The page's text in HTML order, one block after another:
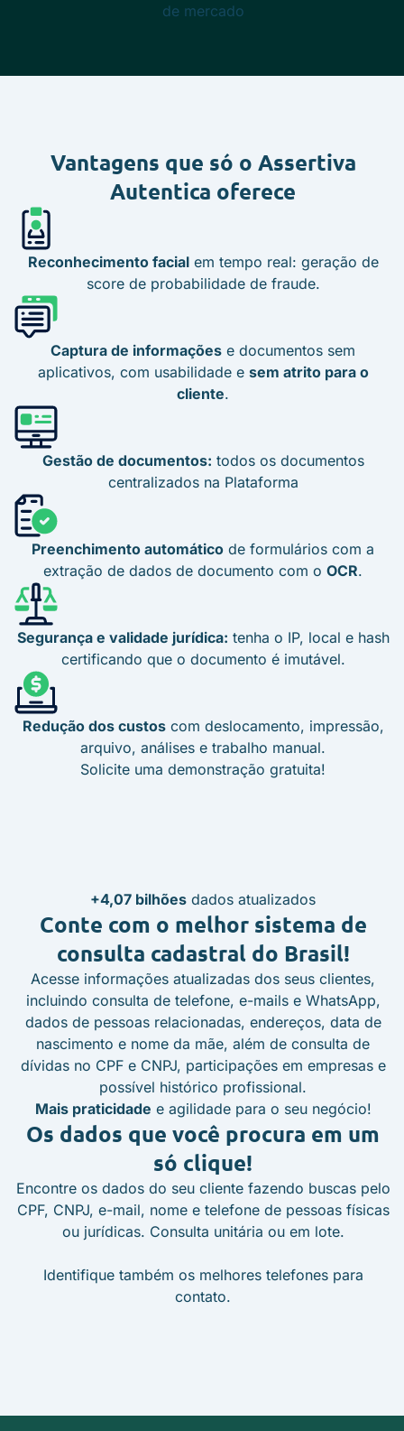
de mercado
Vantagens que só o Assertiva
Autentica oferece
Reconhecimento facialem tempo real: geração de
score de probabilidade de fraude.
Captura de informações e documentos sem
aplicativos, com usabilidade e sem atrito para o
cliente.
Gestão de documentos: todos os documentos
centralizados na Plataforma
Preenchimento automático de formulários com a
extração de dados de documento com o OCR.
Segurança e validade jurídica: tenha o IP, local e hash
certificando que o documento é imutável.
Redução dos custoscom deslocamento, impressão,
arquivo, análises e trabalho manual.
Solicite uma demonstração gratuita!
+4,07 bilhões dados atualizados
Conte com o melhor sistema de
consulta cadastral do Brasil!
Acesse informações atualizadas dos seus clientes,
incluindo consulta de telefone, e-mails e WhatsApp,
dados de pessoas relacionadas, endereços, data de
nascimento e nome da mãe, além de consulta de
dívidas no CPF e CNPJ, participações em empresas e
possível histórico profissional.
Mais praticidade e agilidade para o seu negócio!
Os dados que você procura em um
só clique!
Encontre os dados do seu cliente fazendo buscas pelo
CPF, CNPJ, e-mail, nome e telefone de pessoas físicas
ou jurídicas. Consulta unitária ou em lote.
Identifique também os melhores telefones para
contato.